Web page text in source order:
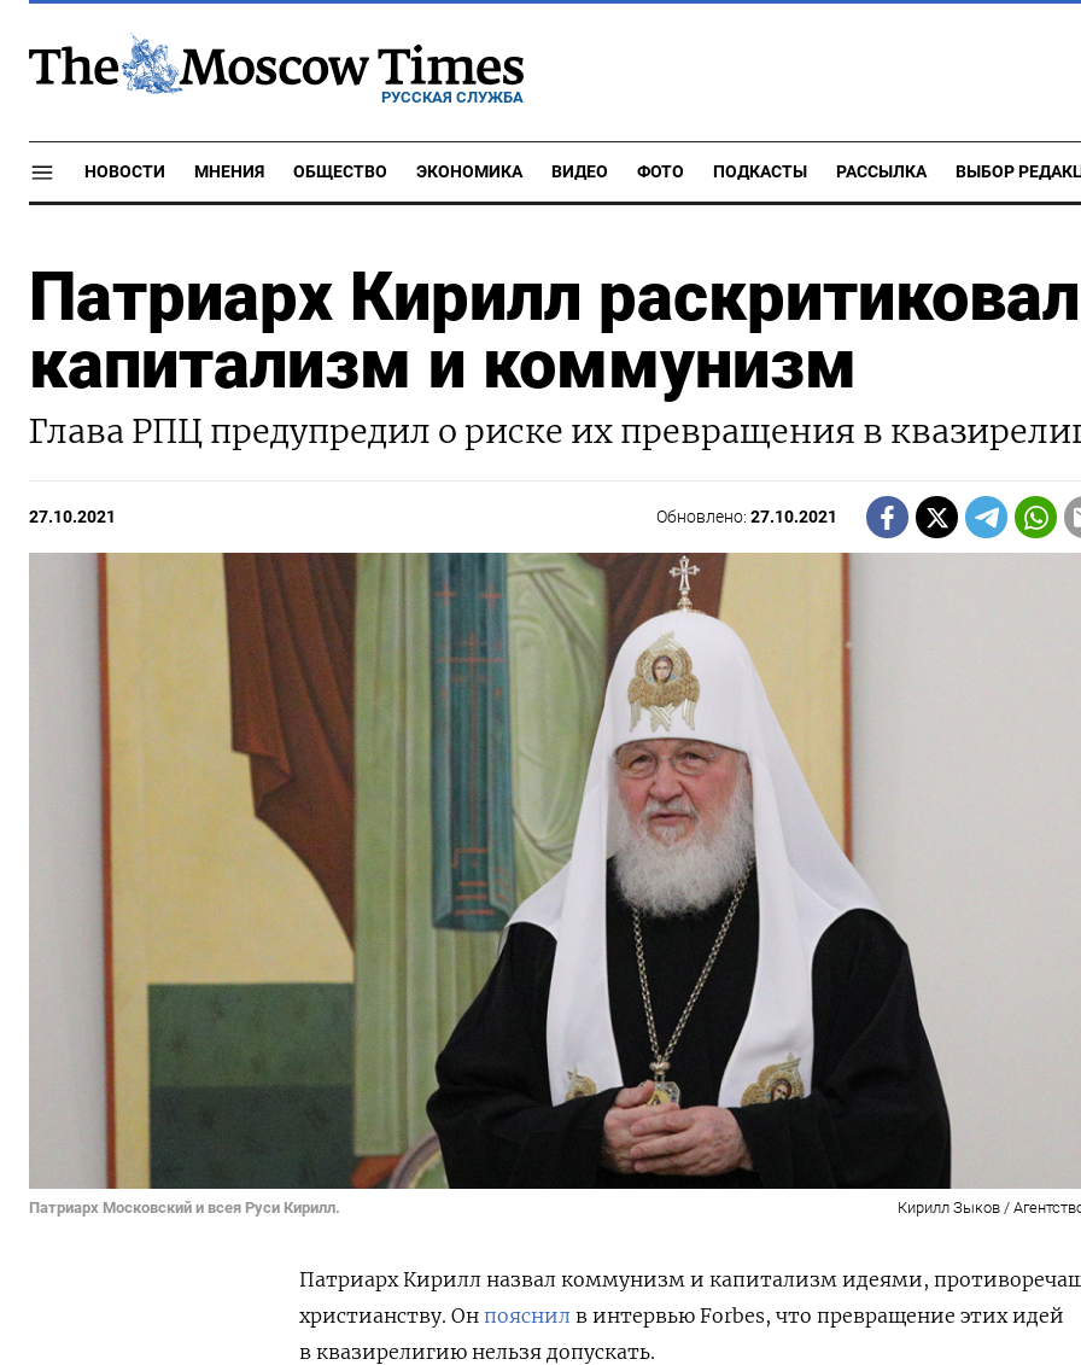
РУССКАЯ СЛУЖБА
НОВОСТИ МНЕНИЯ ОБЩЕСТВО ЭКОНОМИКА ВИДЕО ФОТО ПОДКАСТЫ РАССЫЛКА ВЫБОР
Патриарх Кирилл раскритиковал
капитализм и коммунизм
Глава РПЦ предупредил о риске их превращения в
27.10.2021 Обновлено:27.10.2021
Патриарх Московский и всея Руси Кирилл. Кирилл Зыков /
Патриарх Кирилл назвал коммунизм и капитализм идеями,
христианству. Он пояснил в интервью Forbes, что превращение этих идей
в квазирелигию нельзя допускать.